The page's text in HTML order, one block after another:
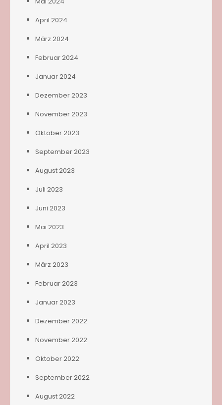
April 2024
März 2024
Februar 2024
Januar 2024
Dezember 2023
November 2023
Oktober 2023
September 2023
August 2023
Juli 2023
Juni 2023
Mai 2023
April 2023
März 2023
Februar 2023
Januar 2023
Dezember 2022
November 2022
Oktober 2022
September 2022
August 2022